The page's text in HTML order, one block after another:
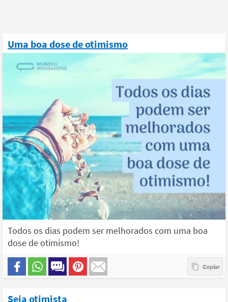
Uma boa dose de otimismo
Todos os dias podem ser melhorados com uma boa
dose de otimismo!
Seja otimista